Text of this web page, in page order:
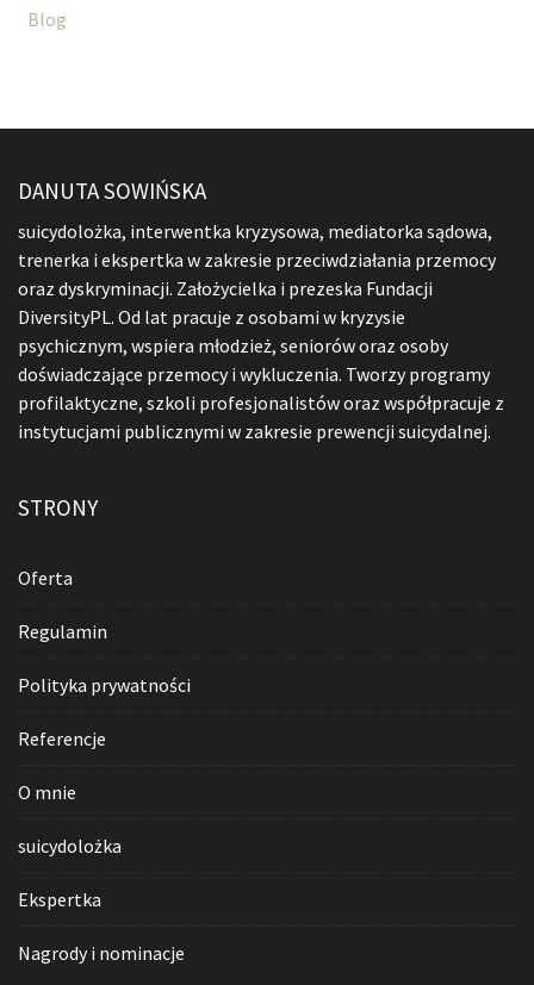
Blog
DANUTA SOWIŃSKA
suicydolożka, interwentka kryzysowa, mediatorka sądowa,
trenerka i ekspertka w zakresie przeciwdziałania przemocy
oraz dyskryminacji. Założycielka i prezeska Fundacji
DiversityPL. Od lat pracuje z osobami w kryzysie
psychicznym, wspiera młodzież, seniorów oraz osoby
doświadczające przemocy i wykluczenia. Tworzy programy
profilaktyczne, szkoli profesjonalistów oraz współpracuje z
instytucjami publicznymi w zakresie prewencji suicydalnej.
STRONY
Oferta
Regulamin
Polityka prywatności
Referencje
O mnie
suicydolożka
Ekspertka
Nagrody i nominacje